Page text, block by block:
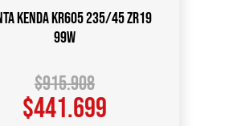
KENDA KR605 235/45 ZR19
99W
$915.908
$441.699